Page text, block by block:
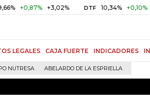
+3,02% DTF 10,34% +0,10% +0,98%
LEGALES CAJA FUERTE INDICADORES
NUTRESA ABELARDO DE LA ESPRIELLA